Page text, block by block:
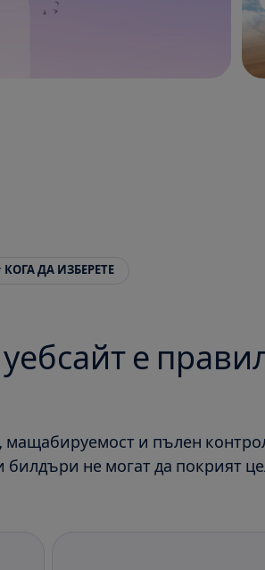
КОГА ДА ИЗБЕРЕТЕ
е
мащабируемост и пълен
не могат да покрият